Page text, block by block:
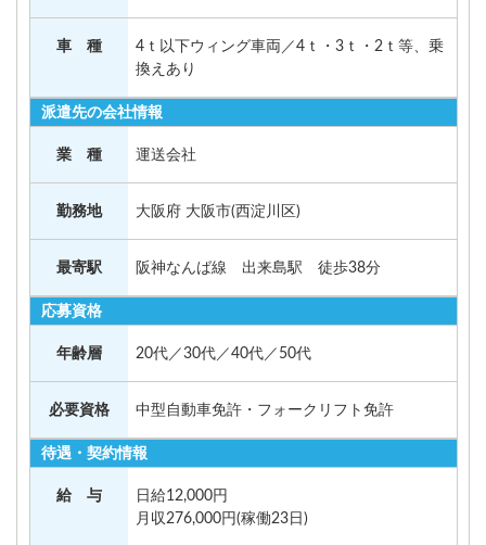
車 種
4ｔ以下ウィング車両／4ｔ・3ｔ・2ｔ等、乗
換えあり
派遣先の会社情報
業 種 運送会社
勤務地 大阪府 大阪市(西淀川区)
最寄駅 阪神なんば線 出来島駅 徒歩38分
応募資格
年齢層 20代／30代／40代／50代
必要資格 中型自動車免許・フォークリフト免許
待遇・契約情報
給 与
日給12,000円
月収276,000円(稼働23日)